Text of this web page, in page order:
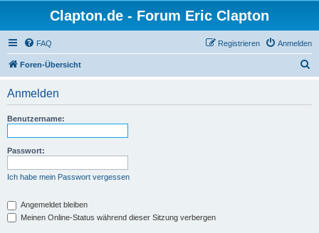
Clapton.de - Forum Eric Clapton
FAQ Anmelden
Registrieren
Foren-Übersicht
Anmelden
Benutzername:
Passwort:
Ich habe mein Passwort vergessen
Angemeldet bleiben
Meinen Online-Status während dieser Sitzung verbergen